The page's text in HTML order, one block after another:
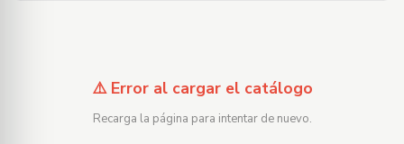
⚠️ Error al cargar el catálogo
Recarga la página para intentar de nuevo.